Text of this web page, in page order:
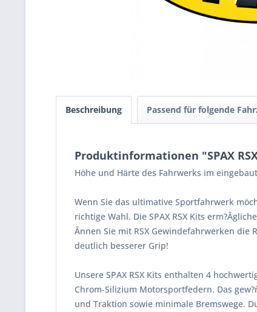
Beschreibung Passend für folgende
Produktinformationen "SPAX
Höhe und Härte des Fahrwerks im
Wenn Sie das ultimative Sportfahrwerk
richtige Wahl. Die SPAX RSX Kits
Ânnen Sie mit RSX Gewindefahrwerken
deutlich besserer Grip!
Unsere SPAX RSX Kits enthalten 4
Chrom-Silizium Motorsportfedern. Das
und Traktion sowie minimale Bremswege.